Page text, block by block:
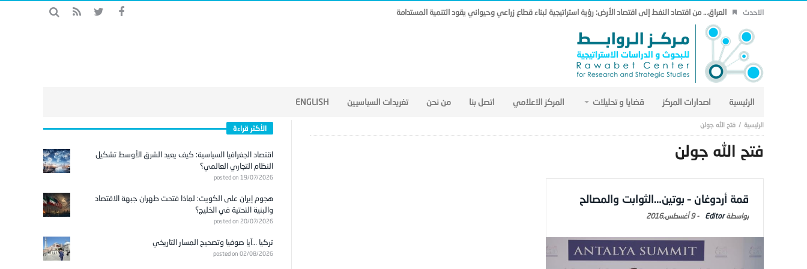
الاحدث العراق… من اقتصاد النفط إلى اقتصاد الأرض: رؤية استراتيجية لبناء قطاع زراعي وحيواني يقود التنمية المستدامة
الرئيسية اصدارات المركز قضايا و تحليلات المركز الاعلامي اتصل بنا من نحن تغريدات السياسيين ENGLISH
فتح الله جولن
فتح الله جولن
قمة أردوغان – بوتين…الثوابت والمصالح
Editor
-9 أغسطس,2016
الأكثر قراءة
اقتصاد الجغرافيا السياسية: كيف يعيد الشرق الأوسط تشكيل
النظام التجاري العالمي؟
posted on 19/07/2026
هجوم إيران على الكويت: لماذا فتحت طهران جبهة الاقتصاد
والبنية التحتية في الخليج؟
posted on 20/07/2026
تركيا …آيا صوفيا وتصحيح المسار التاريخي
posted on 02/08/2026